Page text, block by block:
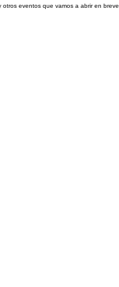
eventos que vamos a abrir en breve.